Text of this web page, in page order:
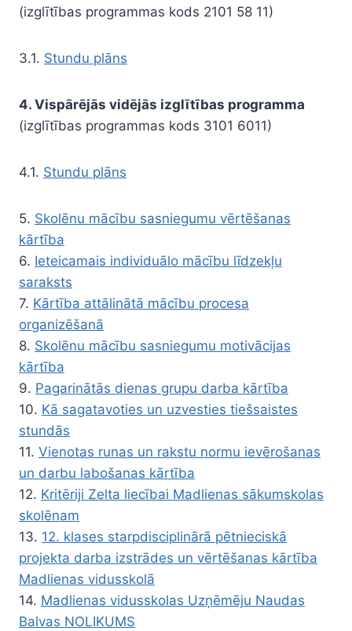
(izglītības programmas kods 2101 58 11)
3.1. Stundu plāns
4. Vispārējās vidējās izglītības programma
(izglītības programmas kods 3101 6011)
4.1. Stundu plāns
5. Skolēnu mācību sasniegumu vērtēšanas
kārtība
6. Ieteicamais individuālo mācību līdzekļu
saraksts
7. Kārtība attālinātā mācību procesa
organizēšanā
8. Skolēnu mācību sasniegumu motivācijas
kārtība
9. Pagarinātās dienas grupu darba kārtība
10. Kā sagatavoties un uzvesties tiešsaistes
stundās
11. Vienotas runas un rakstu normu ievērošanas
un darbu labošanas kārtība
12. Kritēriji Zelta liecībai Madlienas sākumskolas
skolēnam
13. 12. klases starpdisciplinārā pētnieciskā
projekta darba izstrādes un vērtēšanas kārtība
Madlienas vidusskolā
14. Madlienas vidusskolas Uzņēmēju Naudas
Balvas NOLIKUMS